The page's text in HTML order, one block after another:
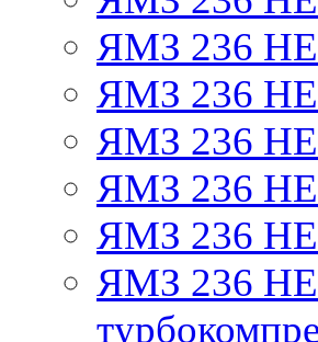
ЯМЗ 236 НЕ
ЯМЗ 236 НЕ
ЯМЗ 236 НЕ
ЯМЗ 236
ЯМЗ 236 НЕ
ЯМЗ 236 НЕ